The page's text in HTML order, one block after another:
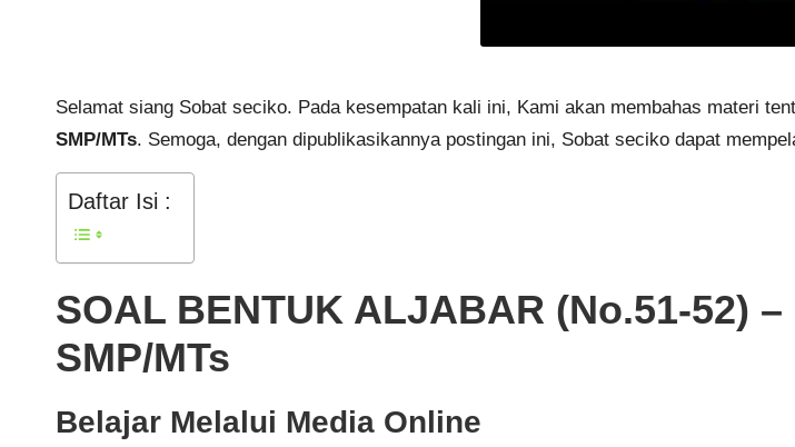
Selamat siang Sobat seciko. Pada kesempatan kali ini, Kami akan membahas materi
SMP/MTs. Semoga, dengan dipublikasikannya postingan ini, Sobat seciko dapat
Daftar Isi :
SOAL BENTUK ALJABAR (No.51-52)
SMP/MTs
Belajar Melalui Media Online